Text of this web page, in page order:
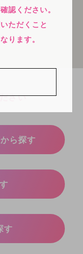
さい
ら探す
す
認ください。
ただくこと
ります。